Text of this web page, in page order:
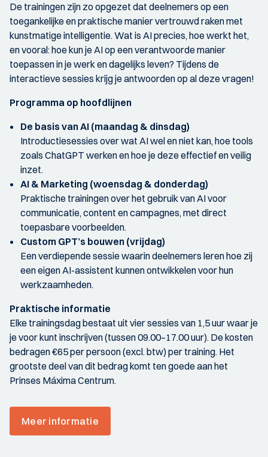
De trainingen zijn zo opgezet dat deelnemers op een
toegankelijke en praktische manier vertrouwd raken met
kunstmatige intelligentie. Wat is AI precies, hoe werkt het,
en vooral: hoe kun je AI op een verantwoorde manier
toepassen in je werk en dagelijks leven? Tijdens de
interactieve sessies krijg je antwoorden op al deze vragen!
Programma op hoofdlijnen
De basis van AI (maandag & dinsdag)
Introductiesessies over wat AI wel en niet kan, hoe tools
zoals ChatGPT werken en hoe je deze effectief en veilig
inzet.
AI & Marketing (woensdag & donderdag)
Praktische trainingen over het gebruik van AI voor
communicatie, content en campagnes, met direct
toepasbare voorbeelden.
Custom GPT’s bouwen (vrijdag)
Een verdiepende sessie waarin deelnemers leren hoe zij
een eigen AI-assistent kunnen ontwikkelen voor hun
werkzaamheden.
Praktische informatie
Elke trainingsdag bestaat uit vier sessies van 1,5 uur waar je
je voor kunt inschrijven (tussen 09.00–17.00 uur). De kosten
bedragen €65 per persoon (excl. btw) per training. Het
grootste deel van dit bedrag komt ten goede aan het
Prinses Máxima Centrum.
Meer informatie